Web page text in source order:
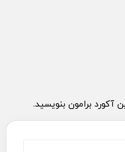
آکورد برامون بنویسید.